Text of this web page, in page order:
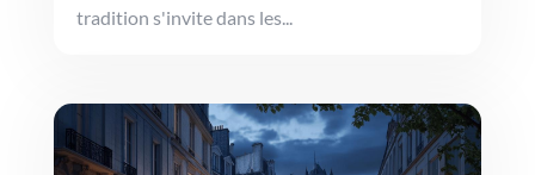
tradition s'invite dans les...